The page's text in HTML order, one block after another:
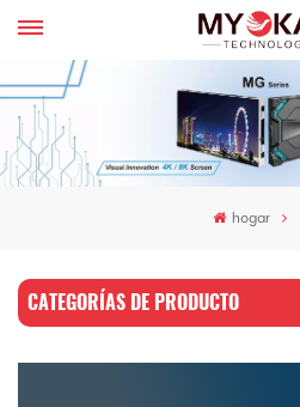
hogar
CATEGORÍAS DE PRODUCTO